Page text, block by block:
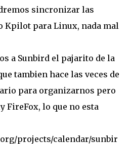
sincronizar las
Kpilot para Linux, nada mal
a Sunbird el pajarito de la
tambien hace las veces de
para organizarnos pero
FireFox, lo que no esta
projects/calendar/sunbir